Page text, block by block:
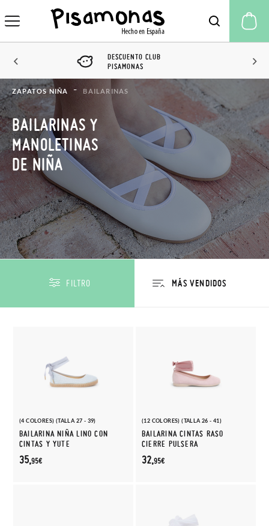
DESCUENTO CLUB
PISAMONAS
ZAPATOS NIÑA BAILARINAS
BAILARINAS Y
MANOLETINAS
DE NIÑA
FILTRO
(4 COLORES) (TALLA 27 - 39)
BAILARINA NIÑA LINO CON
CINTAS Y YUTE
35,95€
(12 COLORES) (TALLA 26 - 41)
BAILARINA CINTAS RASO
CIERRE PULSERA
32,95€